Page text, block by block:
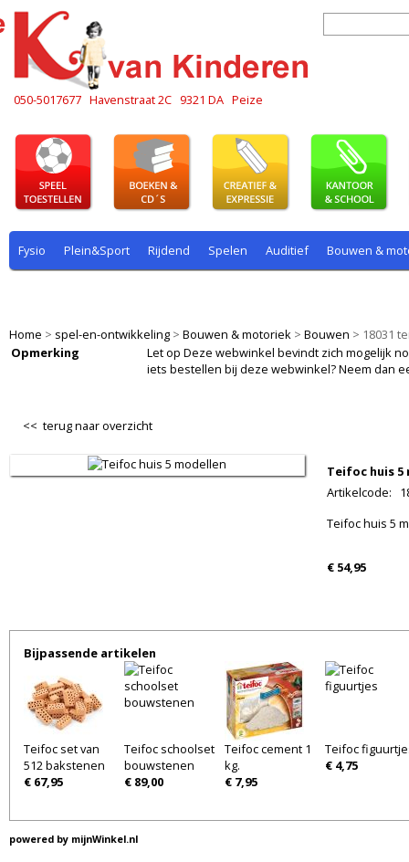
050-5017677 Havenstraat 2C 9321 DA Peize
Fysio Plein&Sport Rijdend Spelen Auditief Bouwen &
Home > spel-en-ontwikkeling > Bouwen & motoriek > Bouwen > 18031
Opmerking
Let op Deze webwinkel bevindt zich mogelijk
iets bestellen bij deze webwinkel? Neem dan
<< terug naar overzicht
Teifoc huis 5
Artikelcode:
Teifoc huis 5
€ 54,95
Bijpassende artikelen
Teifoc set van
512 bakstenen
€ 67,95
Teifoc schoolset
bouwstenen
€ 89,00
Teifoc cement 1
kg.
€ 7,95
Teifoc
€ 4,75
powered by mijnWinkel.nl